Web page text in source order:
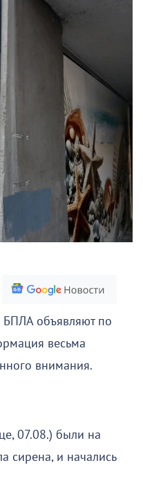
БПЛА объявляют по
весьма
внимания.
07.08.) были на
сирена, и начались